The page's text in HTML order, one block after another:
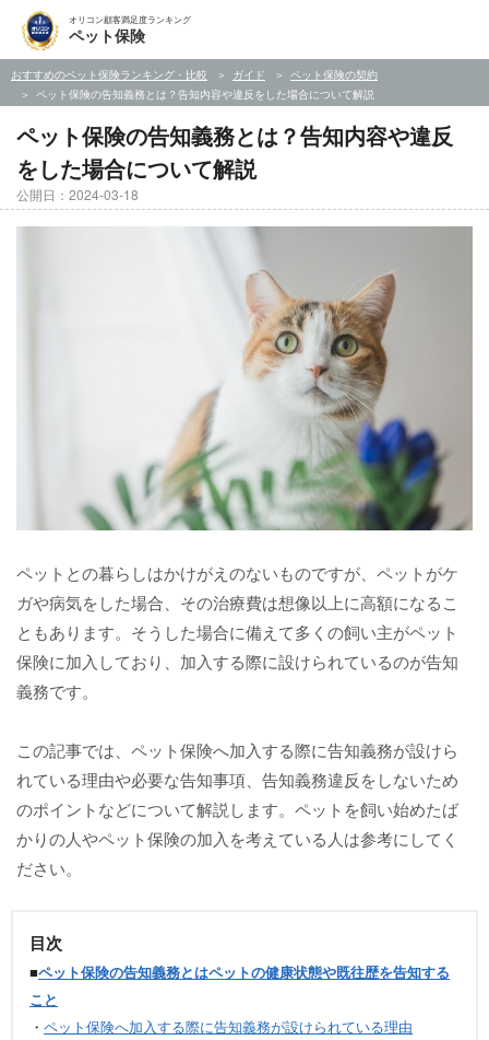
オリコン顧客満足度ランキング
ペット保険
おすすめのペット保険ランキング・比較 ガイド
ペット保険の契約
ペット保険の告知義務とは？告知内容や違反をした場合について解説
ペット保険の告知義務とは？告知内容や違反
をした場合について解説
公開日：2024-03-18
ペットとの暮らしはかけがえのないものですが、ペットがケ
ガや病気をした場合、その治療費は想像以上に高額になるこ
ともあります。そうした場合に備えて多くの飼い主がペット
保険に加入しており、加入する際に設けられているのが告知
義務です。
この記事では、ペット保険へ加入する際に告知義務が設けら
れている理由や必要な告知事項、告知義務違反をしないため
のポイントなどについて解説します。ペットを飼い始めたば
かりの人やペット保険の加入を考えている人は参考にしてく
ださい。
目次
■ペット保険の告知義務とはペットの健康状態や既往歴を告知する
こと
・ ペット保険へ加入する際に告知義務が設けられている理由